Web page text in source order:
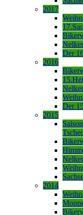
2017
Der
2016
Der
2015
2014